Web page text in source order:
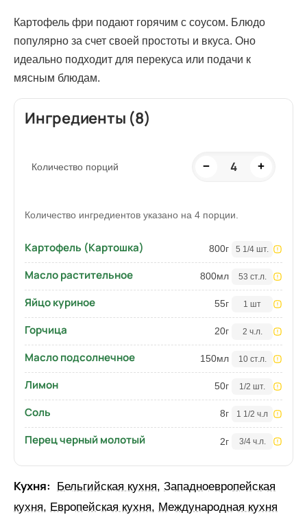
Картофель фри подают горячим с соусом. Блюдо
популярно за счет своей простоты и вкуса. Оно
идеально подходит для перекуса или подачи к
мясным блюдам.
Ингредиенты (8)
Количество порций − 4 +
Количество ингредиентов указано на 4 порции.
Картофель (Картошка) 800г 5 1/4 шт.
Масло растительное 800мл 53 ст.л.
Яйцо куриное 55г 1 шт
Горчица 20г 2 ч.л.
Масло подсолнечное 150мл 10 ст.л.
Лимон 50г 1/2 шт.
Соль 8г 1 1/2 ч.л
Перец черный молотый 2г 3/4 ч.л.
Кухня: Бельгийская кухня, Западноевропейская
кухня, Европейская кухня, Международная кухня